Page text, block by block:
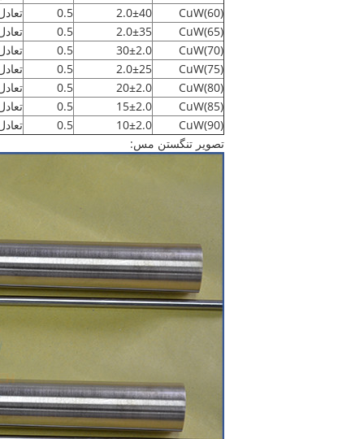
CuW(60)
2.0±40
0.5
CuW(65)
2.0±35
0.5
CuW(70)
30±2.0
0.5
CuW(75)
2.0±25
0.5
CuW(80)
20±2.0
0.5
CuW(85)
15±2.0
0.5
CuW(90)
10±2.0
0.5
تصویر تنگستن مس: